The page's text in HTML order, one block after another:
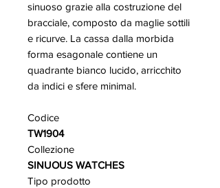
sinuoso grazie alla costruzione del
bracciale, composto da maglie sottili
e ricurve. La cassa dalla morbida
forma esagonale contiene un
quadrante bianco lucido, arricchito
da indici e sfere minimal.
Codice
TW1904
Collezione
SINUOUS WATCHES
Tipo prodotto